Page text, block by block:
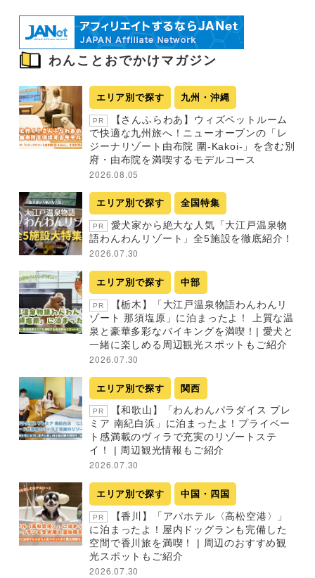
わんことおでかけマガジン
エリア別で探す 九州・沖縄
PR
【さんふらわあ】ウィズペットルーム
で快適な九州旅へ！ニューオープンの「レ
ジーナリゾート由布院 圍-Kakoi-」を含む別
府・由布院を満喫するモデルコース
2026.08.05
エリア別で探す 全国特集
PR
愛犬家から絶大な人気「大江戸温泉物
語わんわんリゾート」全5施設を徹底紹介！
2026.07.30
エリア別で探す 中部
PR
【栃木】「大江戸温泉物語わんわんリ
ゾート 那須塩原」に泊まったよ！ 上質な温
泉と豪華多彩なバイキングを満喫！| 愛犬と
一緒に楽しめる周辺観光スポットもご紹介
2026.07.30
エリア別で探す 関西
PR
【和歌山】「わんわんパラダイス プレ
ミア 南紀白浜」に泊まったよ！プライベー
ト感満載のヴィラで充実のリゾートステ
イ！ | 周辺観光情報もご紹介
2026.07.30
エリア別で探す 中国・四国
PR
【香川】「アパホテル〈高松空港〉」
に泊まったよ！屋内ドッグランも完備した
空間で香川旅を満喫！ | 周辺のおすすめ観
光スポットもご紹介
2026.07.30